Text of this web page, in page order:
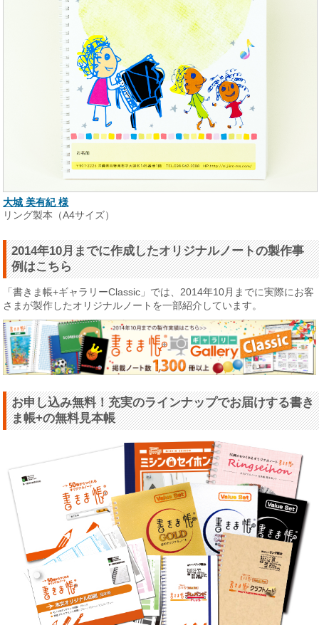
大城 美有紀 様
リング製本（A4サイズ）
2014年10月までに作成したオリジナルノートの製作事
例はこちら
「書きま帳+ギャラリーClassic」では、2014年10月までに実際にお客
さまが製作したオリジナルノートを一部紹介しています。
お申し込み無料！充実のラインナップでお届けする書き
ま帳+の無料見本帳